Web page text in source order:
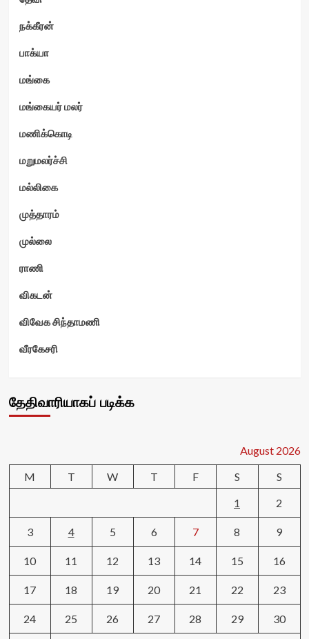
நக்கீரன்
பாக்யா
மங்கை
மங்கையர் மலர்
மணிக்கொடி
மறுமலர்ச்சி
மல்லிகை
முத்தாரம்
முல்லை
ராணி
விகடன்
விவேக சிந்தாமணி
வீரகேசரி
தேதிவாரியாகப் படிக்க
August 2026
M
T W T F S
S
1
2
3 4 5 6 7 8 9
10 11 12 13 14 15 16
17 18 19 20 21 22 23
24 25 26 27 28 29 30